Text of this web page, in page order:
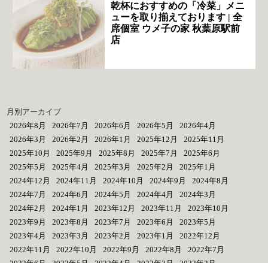
乾杯におすすめの「冷菜」メニ
ューを取り揃えております | 全
席個室 ウメ子の家 秋葉原駅前
店
月別アーカイブ
2026年8月
2026年7月 2026年6月 2026年5月
2026年4月
2026年3月
2026年2月 2026年1月 2025年12月
2025年11月
2025年10月
2025年9月 2025年8月 2025年7月
2025年6月
2025年5月
2025年4月 2025年3月 2025年2月
2025年1月
2024年12月
2024年11月 2024年10月 2024年9月
2024年8月
2024年7月
2024年6月 2024年5月 2024年4月
2024年3月
2024年2月
2024年1月 2023年12月 2023年11月
2023年10月
2023年9月
2023年8月 2023年7月 2023年6月
2023年5月
2023年4月
2023年3月 2023年2月 2023年1月
2022年12月
2022年11月
2022年10月 2022年9月 2022年8月
2022年7月